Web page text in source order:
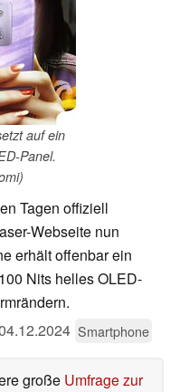
auf ein
Panel.
Tagen offiziell
Webseite nun
erhält offenbar ein
Nits helles OLED-
Smartphone
große Umfrage zur